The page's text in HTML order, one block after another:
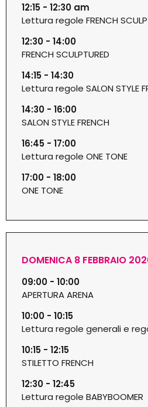
12:15 - 12:30 am
Lettura regole FRENCH
12:30 - 14:00
FRENCH SCULPTURED
14:15 - 14:30
Lettura regole SALON STYLE
14:30 - 16:00
SALON STYLE FRENCH
16:45 - 17:00
Lettura regole ONE TONE
17:00 - 18:00
ONE TONE
DOMENICA 8 FEBBRAIO
09:00 - 10:00
APERTURA ARENA
10:00 - 10:15
Lettura regole generali e
10:15 - 12:15
STILETTO FRENCH
12:30 - 12:45
Lettura regole BABYBOOMER